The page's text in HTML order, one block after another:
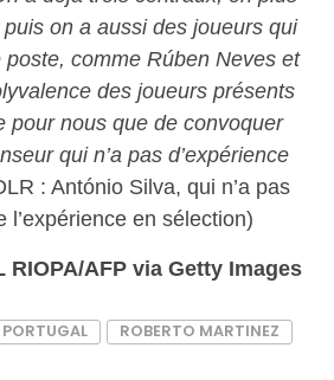
on a aussi des joueurs qui
comme Rúben Neves et
des joueurs présents
pour nous que de convoquer
qui n’a pas d’expérience
: António Silva, qui n’a pas
l’expérience en sélection)
RIOPA/AFP via Getty Images
PORTUGAL
ROBERTO MARTINEZ